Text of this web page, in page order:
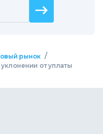
рынок /
от уплаты